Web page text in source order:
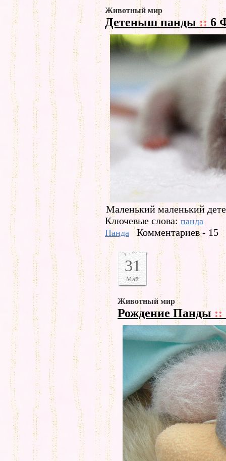
Животный мир
Детеныш панды :: 6
Маленький маленький
Ключевые слова: панда
Панда
Комментариев - 15
31
Май
Животный мир
Рождение Панды ::